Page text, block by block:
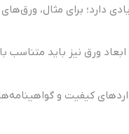
دارد؛ برای مثال،
ورق نیز باید متناسب با
کیفیت و